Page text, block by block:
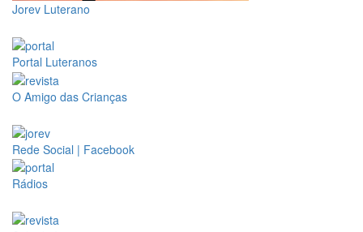
Jorev Luterano
Portal Luteranos
O Amigo das Crianças
Rede Social | Facebook
Rádios